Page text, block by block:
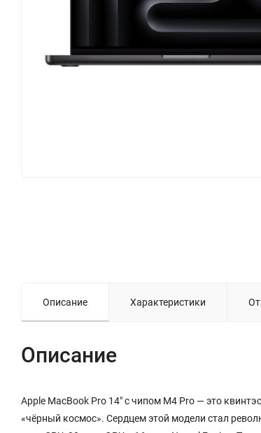
Описание Характеристики
Описание
Apple MacBook Pro 14" с чипом M4 Pro — это
«чёрный космос». Сердцем этой модели стал